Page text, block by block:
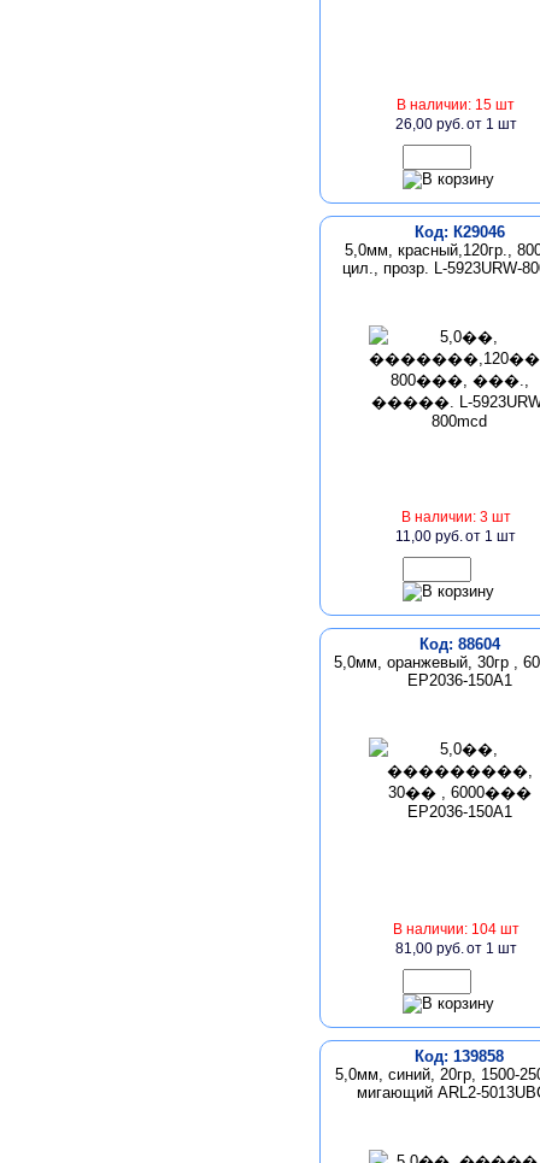
В наличии: 15 шт
26,00 руб.от 1 шт
Код: К29046
5,0мм, красный,120гр.,
цил., прозр. L-5923URW-
В наличии: 3 шт
11,00 руб.от 1 шт
Код: 88604
5,0мм, оранжевый, 30гр ,
EP2036-150A1
В наличии: 104 шт
81,00 руб.от 1 шт
Код: 139858
5,0мм, синий, 20гр, 1500-
мигающий ARL2-